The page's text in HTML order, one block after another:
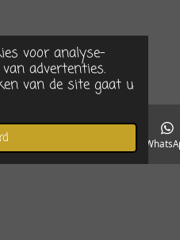
voor analyse-
advertenties.
van de site gaat u